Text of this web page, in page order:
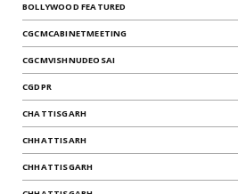
BOLLYWOOD FEATURED
CGCMCABINETMEETING
CGCMVISHNUDEOSAI
CGDPR
CHATTISGARH
CHHATTISARH
CHHATTISGARH